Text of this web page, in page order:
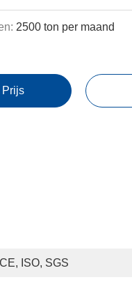
2500 ton per maand
Prijs
CE, ISO, SGS